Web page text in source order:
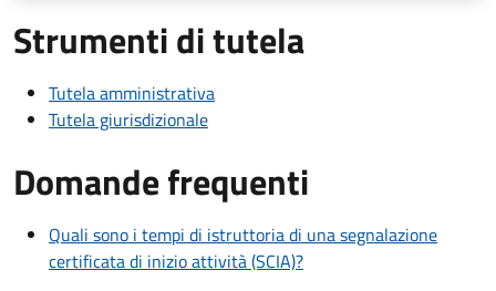
Strumenti di tutela
Tutela amministrativa
Tutela giurisdizionale
Domande frequenti
Quali sono i tempi di istruttoria di una segnalazione
certificata di inizio attività (SCIA)?